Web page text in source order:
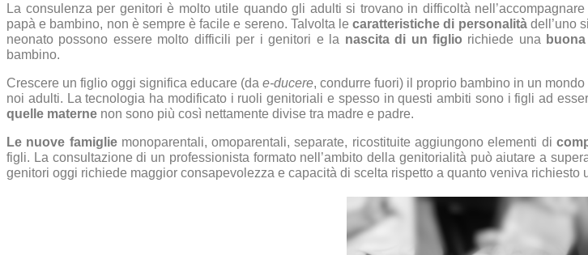
La consulenza per genitori è molto utile quando gli adulti si trovano in difficoltà
papà e bambino, non è sempre è facile e sereno. Talvolta lecaratteristiche di personalitàdell’uno
neonato possono essere molto difficili per i genitori e la nascita di un figlio richiede una
bambino.
Crescere un figlio oggi significa educare (da e-ducere, condurre fuori) il proprio bambino in un
noi adulti. La tecnologia ha modificato i ruoli genitoriali e spesso in questi ambiti sono i figli ad
quelle materne non sono più così nettamente divise tra madre e padre.
Le nuove famigliemonoparentali, omoparentali, separate, ricostituite aggiungono elementi di
figli. La consultazione di un professionista formato nell’ambito della genitorialità può aiutare a
genitori oggi richiede maggior consapevolezza e capacità di scelta rispetto a quanto veniva richiesto